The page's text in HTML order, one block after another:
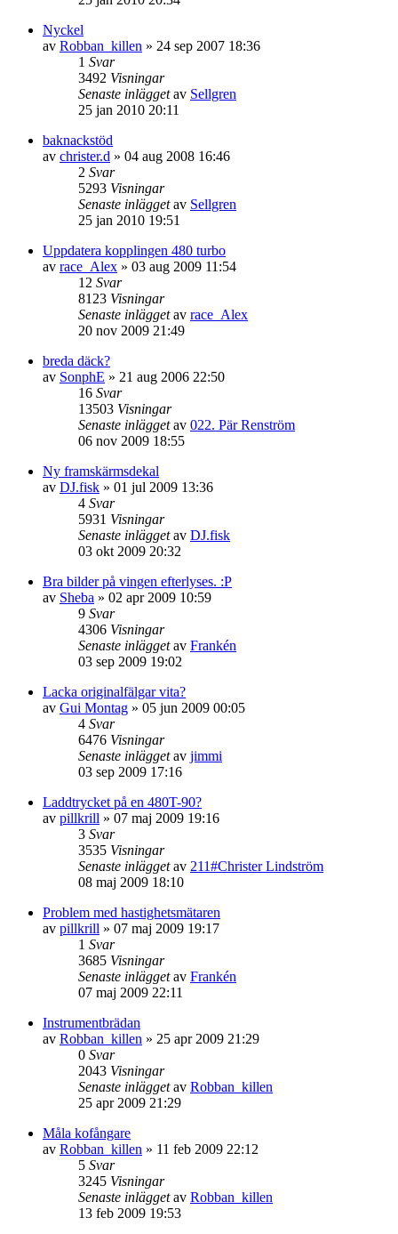
Nyckel
av Robban_killen » 24 sep 2007 18:36
1 Svar
3492 Visningar
Senaste inläggetav Sellgren
25 jan 2010 20:11
baknackstöd
av christer.d » 04 aug 2008 16:46
2 Svar
5293 Visningar
Senaste inläggetav Sellgren
25 jan 2010 19:51
Uppdatera kopplingen 480 turbo
av race_Alex » 03 aug 2009 11:54
12 Svar
8123 Visningar
Senaste inläggetav race_Alex
20 nov 2009 21:49
breda däck?
av SonphE » 21 aug 2006 22:50
16 Svar
13503 Visningar
Senaste inläggetav 022. Pär Renström
06 nov 2009 18:55
Ny framskärmsdekal
av DJ.fisk » 01 jul 2009 13:36
4 Svar
5931 Visningar
Senaste inläggetav DJ.fisk
03 okt 2009 20:32
Bra bilder på vingen efterlyses. :P
av Sheba » 02 apr 2009 10:59
9 Svar
4306 Visningar
Senaste inläggetav Frankén
03 sep 2009 19:02
Lacka originalfälgar vita?
av Gui Montag » 05 jun 2009 00:05
4 Svar
6476 Visningar
Senaste inläggetav jimmi
03 sep 2009 17:16
Laddtrycket på en 480T-90?
av pillkrill » 07 maj 2009 19:16
3 Svar
3535 Visningar
Senaste inläggetav 211#Christer Lindström
08 maj 2009 18:10
Problem med hastighetsmätaren
av pillkrill » 07 maj 2009 19:17
1 Svar
3685 Visningar
Senaste inläggetav Frankén
07 maj 2009 22:11
Instrumentbrädan
av Robban_killen » 25 apr 2009 21:29
0 Svar
2043 Visningar
Senaste inläggetav Robban_killen
25 apr 2009 21:29
Måla kofångare
av Robban_killen » 11 feb 2009 22:12
5 Svar
3245 Visningar
Senaste inläggetav Robban_killen
13 feb 2009 19:53